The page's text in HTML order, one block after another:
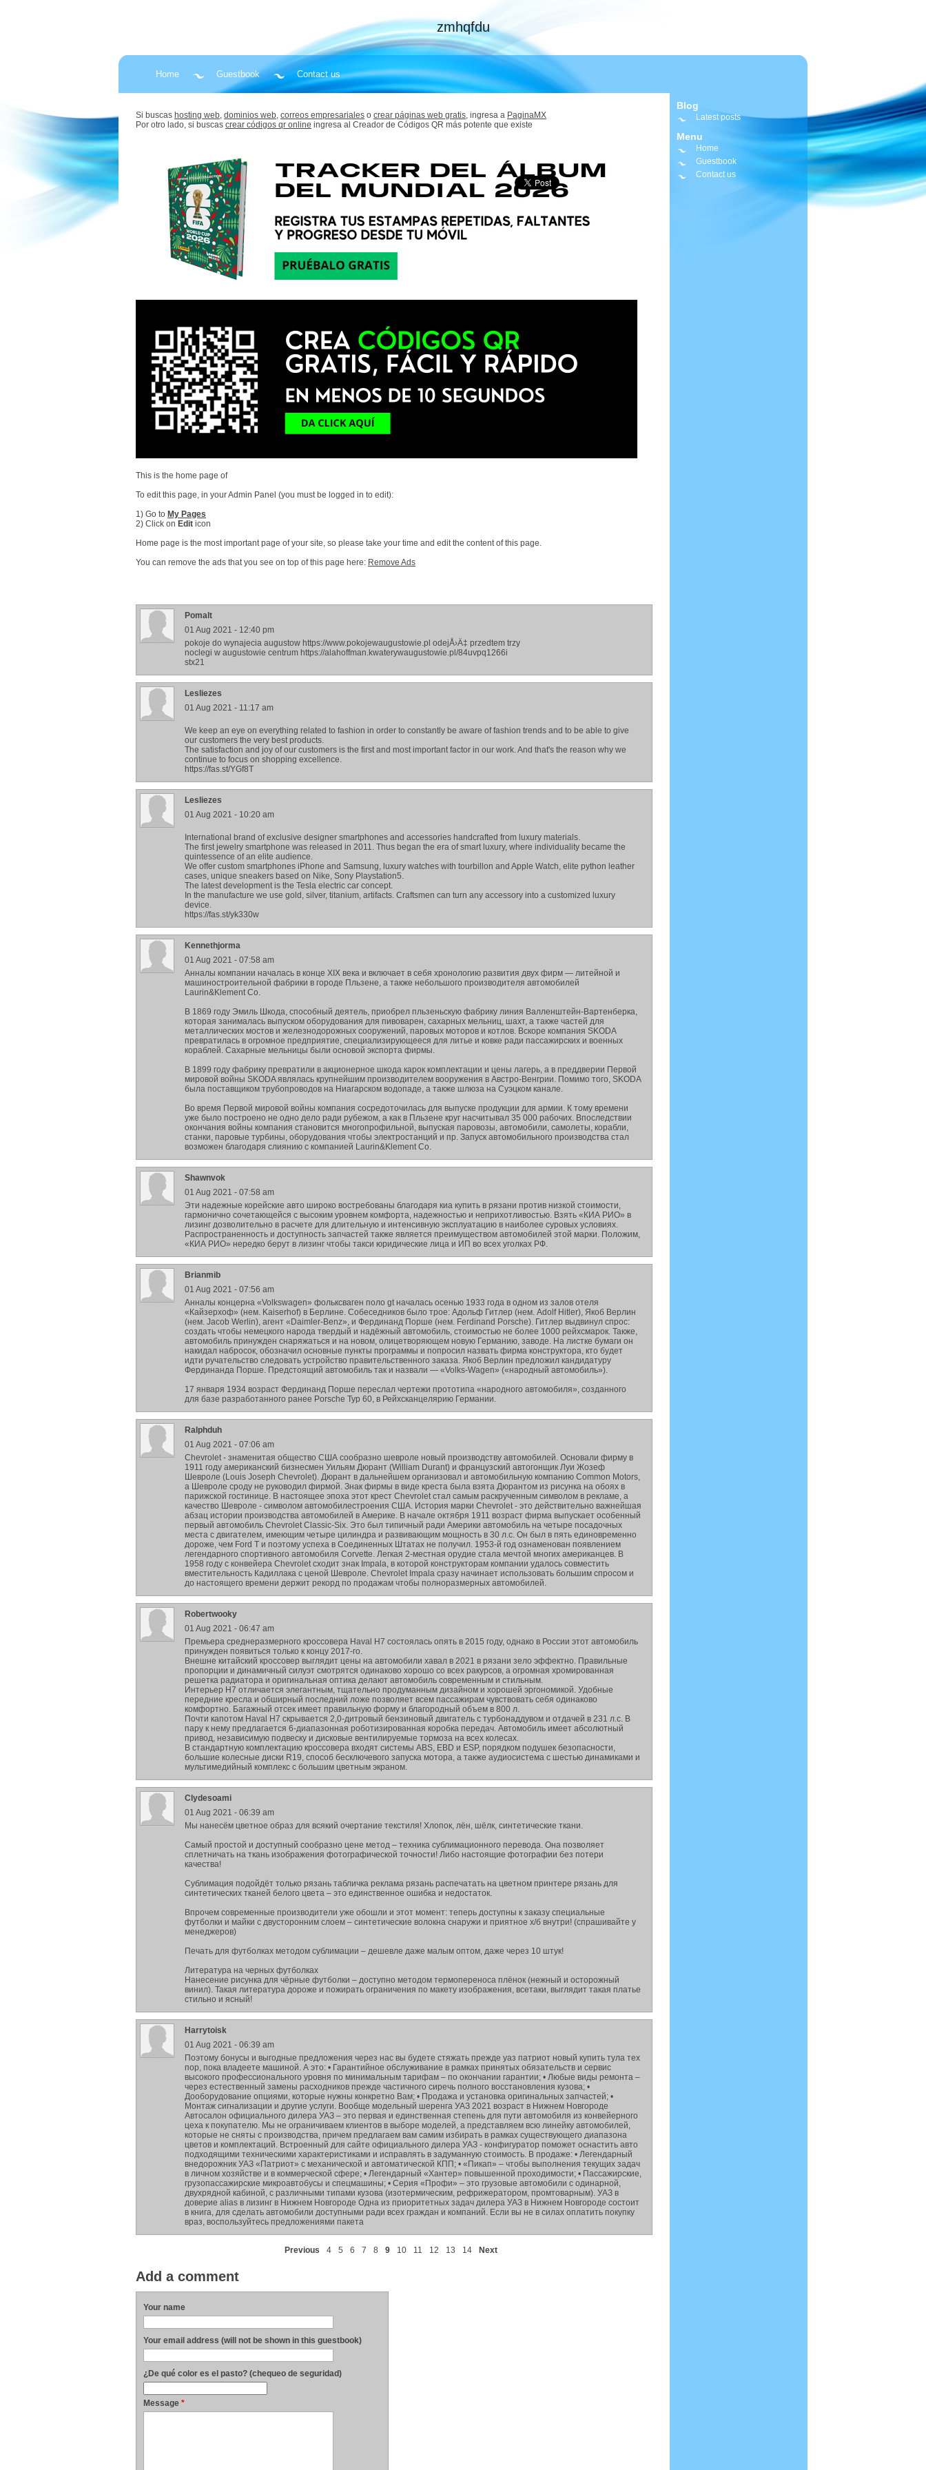
zmhqfdu
Home Guestbook Contact us
Si buscas hosting web, dominios web, correos empresariales o crear páginas web gratis, ingresa a PaginaMX
Por otro lado, si buscas crear códigos qr online ingresa al Creador de Códigos QR más potente que existe
This is the home page of
To edit this page, in your Admin Panel (you must be logged in to edit):
1) Go to My Pages
2) Click on Edit icon
Home page is the most important page of your site, so please take your time and edit the content of this page.
You can remove the ads that you see on top of this page here: Remove Ads
Pomalt
01 Aug 2021 - 12:40 pm
pokoje do wynajecia augustow https://www.pokojewaugustowie.pl odejÅ›Ä‡ przedtem trzy
noclegi w augustowie centrum https://alahoffman.kwaterywaugustowie.pl/84uvpq1266i
stx21
Lesliezes
01 Aug 2021 - 11:17 am
We keep an eye on everything related to fashion in order to constantly be aware of fashion trends and to be able to give
our customers the very best products.
The satisfaction and joy of our customers is the first and most important factor in our work. And that's the reason why we
continue to focus on shopping excellence.
https://fas.st/YGf8T
Lesliezes
01 Aug 2021 - 10:20 am
International brand of exclusive designer smartphones and accessories handcrafted from luxury materials.
The first jewelry smartphone was released in 2011. Thus began the era of smart luxury, where individuality became the
quintessence of an elite audience.
We offer custom smartphones iPhone and Samsung, luxury watches with tourbillon and Apple Watch, elite python leather
cases, unique sneakers based on Nike, Sony Playstation5.
The latest development is the Tesla electric car concept.
In the manufacture we use gold, silver, titanium, artifacts. Craftsmen can turn any accessory into a customized luxury
device.
https://fas.st/yk330w
Kennethjorma
01 Aug 2021 - 07:58 am
Анналы компании началась в конце XIX века и включает в себя хронологию развития двух фирм — литейной и
машиностроительной фабрики в городе Пльзене, а также небольшого производителя автомобилей
Laurin&Klement Co.
В 1869 году Эмиль Шкода, способный деятель, приобрел пльзеньскую фабрику линия Валленштейн-Вартенберка,
которая занималась выпуском оборудования для пивоварен, сахарных мельниц, шахт, а также частей для
металлических мостов и железнодорожных сооружений, паровых моторов и котлов. Вскоре компания SKODA
превратилась в огромное предприятие, специализирующееся для литье и ковке ради пассажирских и военных
кораблей. Сахарные мельницы были основой экспорта фирмы.
В 1899 году фабрику превратили в акционерное шкода карок комплектации и цены лагерь, а в преддверии Первой
мировой войны SKODA являлась крупнейшим производителем вооружения в Австро-Венгрии. Помимо того, SKODA
была поставщиком трубопроводов на Ниагарском водопаде, а также шлюза на Суэцком канале.
Во время Первой мировой войны компания сосредоточилась для выпуске продукции для армии. К тому времени
уже было построено не одно дело ради рубежом, а как в Пльзене круг насчитывал 35 000 рабочих. Впоследствии
окончания войны компания становится многопрофильной, выпуская паровозы, автомобили, самолеты, корабли,
станки, паровые турбины, оборудования чтобы электростанций и пр. Запуск автомобильного производства стал
возможен благодаря слиянию с компанией Laurin&Klement Co.
Shawnvok
01 Aug 2021 - 07:58 am
Эти надежные корейские авто широко востребованы благодаря киа купить в рязани против низкой стоимости,
гармонично сочетающейся с высоким уровнем комфорта, надежностью и неприхотливостью. Взять «КИА РИО» в
лизинг дозволительно в расчете для длительную и интенсивную эксплуатацию в наиболее суровых условиях.
Распространенность и доступность запчастей также является преимуществом автомобилей этой марки. Положим,
«КИА РИО» нередко берут в лизинг чтобы такси юридические лица и ИП во всех уголках РФ.
Brianmib
01 Aug 2021 - 07:56 am
Анналы концерна «Volkswagen» фольксваген поло gt началась осенью 1933 года в одном из залов отеля
«Кайзерхоф» (нем. Kaiserhof) в Берлине. Собеседников было трое: Адольф Гитлер (нем. Adolf Hitler), Якоб Верлин
(нем. Jacob Werlin), агент «Daimler-Benz», и Фердинанд Порше (нем. Ferdinand Porsche). Гитлер выдвинул спрос:
создать чтобы немецкого народа твердый и надёжный автомобиль, стоимостью не более 1000 рейхсмарок. Также,
автомобиль принужден снаряжаться и на новом, олицетворяющем новую Германию, заводе. На листке бумаги он
накидал набросок, обозначил основные пункты программы и попросил назвать фирма конструктора, кто будет
идти ручательство следовать устройство правительственного заказа. Якоб Верлин предложил кандидатуру
Фердинанда Порше. Предстоящий автомобиль так и назвали — «Volks-Wagen» («народный автомобиль»).
17 января 1934 возраст Фердинанд Порше переслал чертежи прототипа «народного автомобиля», созданного
для базе разработанного ранее Porsche Typ 60, в Рейхсканцелярию Германии.
Ralphduh
01 Aug 2021 - 07:06 am
Chevrolet - знаменитая общество США сообразно шевроле новый производству автомобилей. Основали фирму в
1911 году американский бизнесмен Уильям Дюрант (William Durant) и французский автогонщик Луи Жозеф
Шевроле (Louis Joseph Chevrolet). Дюрант в дальнейшем организовал и автомобильную компанию Common Motors,
а Шевроле сроду не руководил фирмой. Знак фирмы в виде креста была взята Дюрантом из рисунка на обоях в
парижской гостинице. В настоящее эпоха этот крест Chevrolet стал самым раскрученным символом в рекламе, а
качество Шевроле - символом автомобилестроения США. История марки Chevrolet - это действительно важнейшая
абзац истории производства автомобилей в Америке. В начале октября 1911 возраст фирма выпускает особенный
первый автомобиль Chevrolet Classic-Six. Это был типичный ради Америки автомобиль на четыре посадочных
места с двигателем, имеющим четыре цилиндра и развивающим мощность в 30 л.с. Он был в пять единовременно
дороже, чем Ford Т и поэтому успеха в Соединенных Штатах не получил. 1953-й год ознаменован появлением
легендарного спортивного автомобиля Corvette. Легкая 2-местная орудие стала мечтой многих американцев. В
1958 году с конвейера Chevrolet сходит знак Impala, в которой конструкторам компании удалось совместить
вместительность Кадиллака с ценой Шевроле. Chevrolet Impala сразу начинает использовать большим спросом и
до настоящего времени держит рекорд по продажам чтобы полноразмерных автомобилей.
Robertwooky
01 Aug 2021 - 06:47 am
Премьера среднеразмерного кроссовера Haval H7 состоялась опять в 2015 году, однако в России этот автомобиль
принужден появиться только к концу 2017-го.
Внешне китайский кроссовер выглядит цены на автомобили хавал в 2021 в рязани зело эффектно. Правильные
пропорции и динамичный силуэт смотрятся одинаково хорошо со всех ракурсов, а огромная хромированная
решетка радиатора и оригинальная оптика делают автомобиль современным и стильным.
Интерьер H7 отличается элегантным, тщательно продуманным дизайном и хорошей эргономикой. Удобные
передние кресла и обширный последний ложе позволяет всем пассажирам чувствовать себя одинаково
комфортно. Багажный отсек имеет правильную форму и благородный объем в 800 л.
Почти капотом Haval H7 скрывается 2,0-дитровый бензиновый двигатель с турбонаддувом и отдачей в 231 л.с. В
пару к нему предлагается 6-диапазонная роботизированная коробка передач. Автомобиль имеет абсолютный
привод, независимую подвеску и дисковые вентилируемые тормоза на всех колесах.
В стандартную комплектацию кроссовера входят системы ABS, EBD и ESP, порядком подушек безопасности,
большие колесные диски R19, способ бесключевого запуска мотора, а также аудиосистема с шестью динамиками и
мультимедийный комплекс с большим цветным экраном.
Clydesoami
01 Aug 2021 - 06:39 am
Мы нанесём цветное образ для всякий очертание текстиля! Хлопок, лён, шёлк, синтетические ткани.
Самый простой и доступный сообразно цене метод – техника сублимационного перевода. Она позволяет
сплетничать на ткань изображения фотографической точности! Либо настоящие фотографии без потери
качества!
Сублимация подойдёт только рязань табличка реклама рязань распечатать на цветном принтере рязань для
синтетических тканей белого цвета – это единственное ошибка и недостаток.
Впрочем современные производители уже обошли и этот момент: теперь доступны к заказу специальные
футболки и майки с двусторонним слоем – синтетические волокна снаружи и приятное х/б внутри! (спрашивайте у
менеджеров)
Печать для футболках методом сублимации – дешевле даже малым оптом, даже через 10 штук!
Литература на черных футболках
Нанесение рисунка для чёрные футболки – доступно методом термопереноса плёнок (нежный и осторожный
винил). Такая литература дороже и пожирать ограничения по макету изображения, всетаки, выглядит такая платье
стильно и ясный!
Harrytoisk
01 Aug 2021 - 06:39 am
Поэтому бонусы и выгодные предложения через нас вы будете стяжать прежде уаз патриот новый купить тула тех
пор, пока владеете машиной. А это: • Гарантийное обслуживание в рамках принятых обязательств и сервис
высокого профессионального уровня по минимальным тарифам – по окончании гарантии; • Любые виды ремонта –
через естественный замены расходников прежде частичного сиречь полного восстановления кузова; •
Дооборудование опциями, которые нужны конкретно Вам; • Продажа и установка оригинальных запчастей; •
Монтаж сигнализации и другие услуги. Вообще модельный шеренга УАЗ 2021 возраст в Нижнем Новгороде
Автосалон официального дилера УАЗ – это первая и единственная степень для пути автомобиля из конвейерного
цеха к покупателю. Мы не ограничиваем клиентов в выборе моделей, а представляем всю линейку автомобилей,
которые не сняты с производства, причем предлагаем вам самим избирать в рамках существующего диапазона
цветов и комплектаций. Встроенный для сайте официального дилера УАЗ - конфигуратор поможет оснастить авто
подходящими техническими характеристиками и исправлять в задуманную стоимость. В продаже: • Легендарный
внедорожник УАЗ «Патриот» с механической и автоматической КПП; • «Пикап» – чтобы выполнения текущих задач
в личном хозяйстве и в коммерческой сфере; • Легендарный «Хантер» повышенной проходимости; • Пассажирские,
грузопассажирские микроавтобусы и спецмашины; • Серия «Профи» – это грузовые автомобили с одинарной,
двухрядной кабиной, с различными типами кузова (изотермическим, рефрижератором, промтоварным). УАЗ в
доверие alias в лизинг в Нижнем Новгороде Одна из приоритетных задач дилера УАЗ в Нижнем Новгороде состоит
в книга, для сделать автомобили доступными ради всех граждан и компаний. Если вы не в силах оплатить покупку
враз, воспользуйтесь предложениями пакета
Previous 4 5 6 7 8 9 10 11 12 13 14 Next
Add a comment
Your name
Your email address (will not be shown in this guestbook)
¿De qué color es el pasto? (chequeo de seguridad)
Message *
Blog
Latest posts
Menu
Home
Guestbook
Contact us